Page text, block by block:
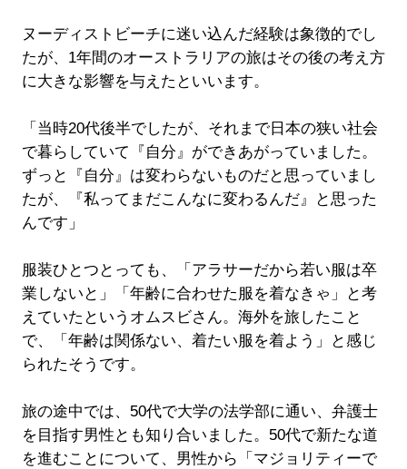
ヌーディストビーチに迷い込んだ経験は象徴的でし
たが、1年間のオーストラリアの旅はその後の考え方
に大きな影響を与えたといいます。
「当時20代後半でしたが、それまで日本の狭い社会
で暮らしていて『自分』ができあがっていました。
ずっと『自分』は変わらないものだと思っていまし
たが、『私ってまだこんなに変わるんだ』と思った
んです」
服装ひとつとっても、「アラサーだから若い服は卒
業しないと」「年齢に合わせた服を着なきゃ」と考
えていたというオムスビさん。海外を旅したこと
で、「年齢は関係ない、着たい服を着よう」と感じ
られたそうです。
旅の途中では、50代で大学の法学部に通い、弁護士
を目指す男性とも知り合いました。50代で新たな道
を進むことについて、男性から「マジョリティーで